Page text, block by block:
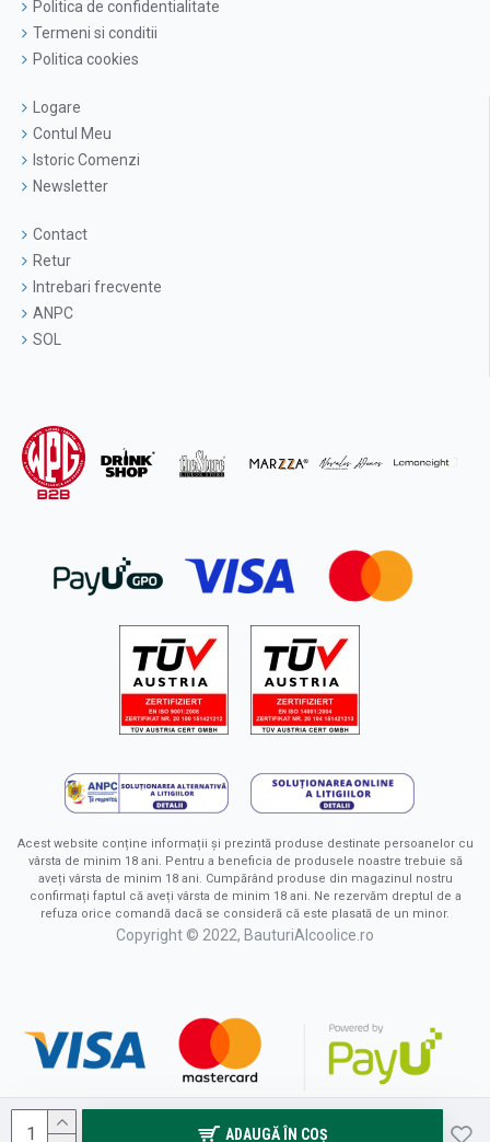
ADAUGĂ ÎN COŞ
Politica de confidentialitate
Termeni si conditii
Politica cookies
Logare
Contul Meu
Istoric Comenzi
Newsletter
Contact
Retur
Intrebari frecvente
ANPC
SOL
Acest website conține informații și prezintă produse destinate persoanelor cu
vârsta de minim 18 ani. Pentru a beneficia de produsele noastre trebuie să
aveți vârsta de minim 18 ani. Cumpărând produse din magazinul nostru
confirmați faptul că aveți vârsta de minim 18 ani. Ne rezervăm dreptul de a
refuza orice comandă dacă se consideră că este plasată de un minor.
Copyright © 2022, BauturiAlcoolice.ro